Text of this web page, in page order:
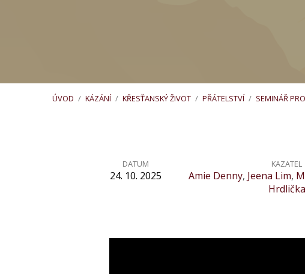
ÚVOD / KÁZÁNÍ / KŘESŤANSKÝ ŽIVOT / PŘÁTELSTVÍ / SEMINÁŘ
DATUM
24. 10. 2025
KAZATEL
Amie Denny, Jeena Lim,
Hrdlička